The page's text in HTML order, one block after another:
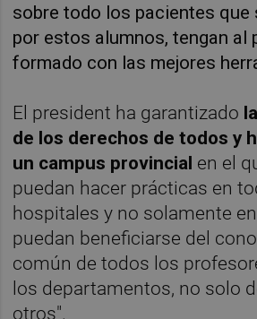
sobre todo los pacientes que
por estos alumnos, tengan al
formado con las mejores
El president ha garantizado
de los derechos de todos y
un campus provincial en el
puedan hacer prácticas en
hospitales y no solamente
puedan beneficiarse del
común de todos los
los departamentos, no solo
otros".